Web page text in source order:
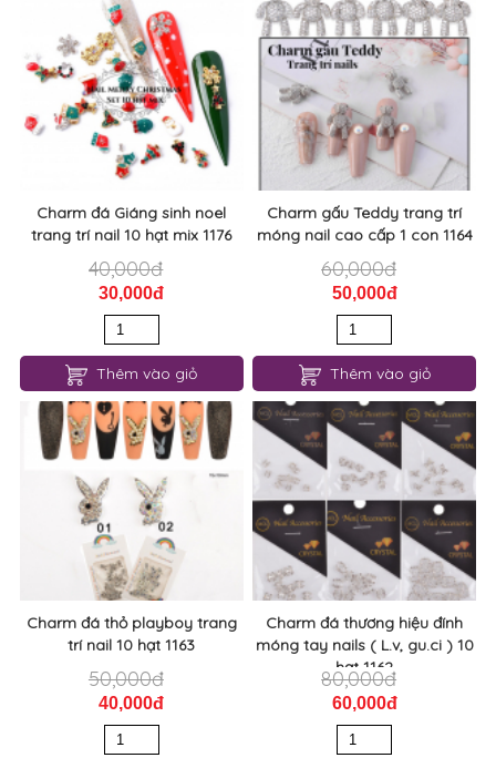
Charm đá Giáng sinh noel
trang trí nail 10 hạt mix 1176
40,000đ
30,000đ
Thêm vào giỏ
Charm gấu Teddy trang trí
móng nail cao cấp 1 con 1164
60,000đ
50,000đ
Thêm vào giỏ
Charm đá thỏ playboy trang
trí nail 10 hạt 1163
50,000đ
40,000đ
Charm đá thương hiệu đính
móng tay nails ( L.v, gu.ci ) 10
hạt 1162
80,000đ
60,000đ